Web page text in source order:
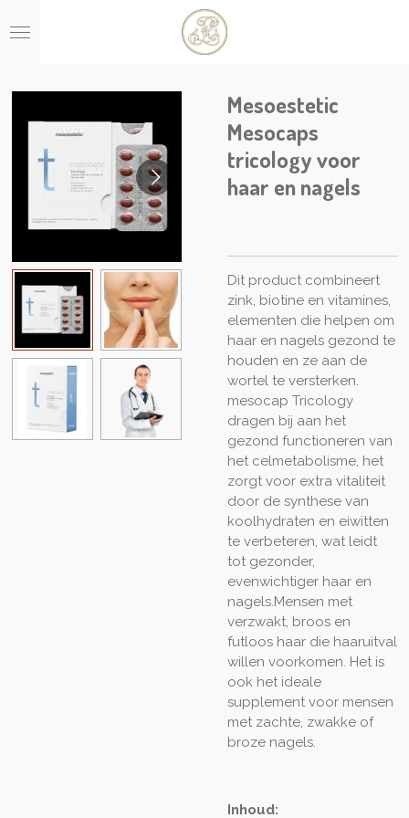
direct
Mesoestetic
Mesocaps
tricology voor
haar en nagels
Dit product combineert
zink, biotine en vitamines,
elementen die helpen om
haar en nagels gezond te
houden en ze aan de
wortel te versterken.
mesocap Tricology
dragen bij aan het
gezond functioneren van
het celmetabolisme, het
zorgt voor extra vitaliteit
door de synthese van
koolhydraten en eiwitten
te verbeteren, wat leidt
tot gezonder,
evenwichtiger haar en
nagels.Mensen met
verzwakt, broos en
futloos haar die haaruitval
willen voorkomen. Het is
ook het ideale
supplement voor mensen
met zachte, zwakke of
broze nagels.
Inhoud: